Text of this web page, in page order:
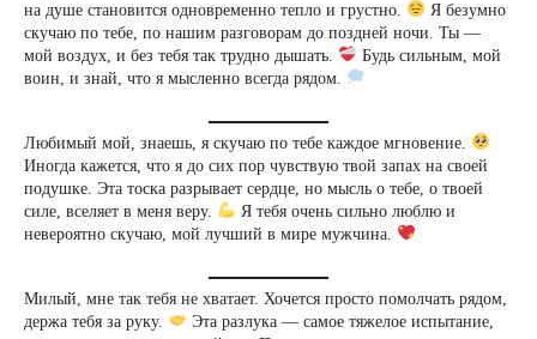
на душе становится одновременно тепло и грустно.
Я безумно
скучаю по тебе, по нашим разговорам до поздней ночи. Ты —
мой воздух, и без тебя так трудно дышать.
Будь сильным, мой
воин, и знай, что я мысленно всегда рядом.
Любимый мой, знаешь, я скучаю по тебе каждое мгновение.
Иногда кажется, что я до сих пор чувствую твой запах на своей
подушке. Эта тоска разрывает сердце, но мысль о тебе, о твоей
силе, вселяет в меня веру.
Я тебя очень сильно люблю и
невероятно скучаю, мой лучший в мире мужчина.
Милый, мне так тебя не хватает. Хочется просто помолчать рядом,
держа тебя за руку.
Эта разлука — самое тяжелое испытание,